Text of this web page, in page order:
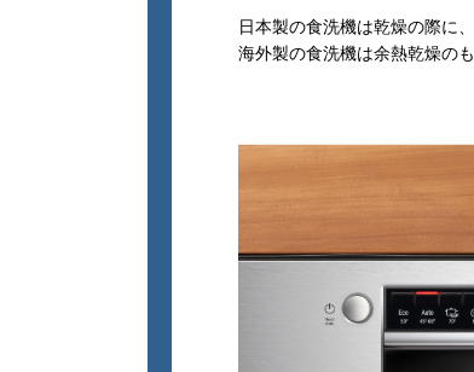
日本製の食洗機は乾燥の際に
海外製の食洗機は余熱乾燥の